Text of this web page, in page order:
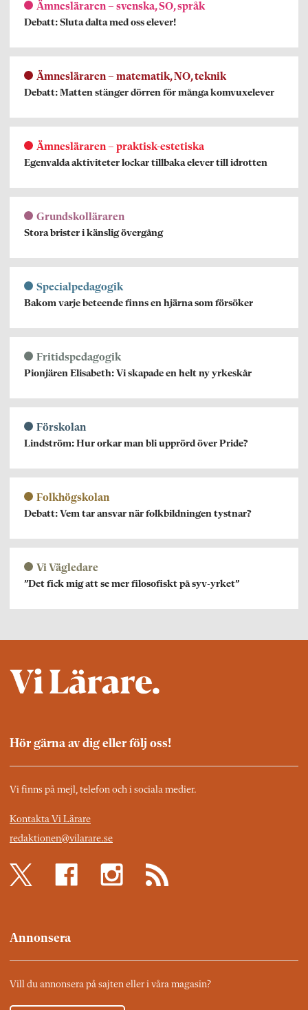
Ämnesläraren – svenska, SO, språk
Debatt: Sluta dalta med oss elever!
Ämnesläraren – matematik, NO, teknik
Debatt: Matten stänger dörren för många komvuxelever
Ämnesläraren – praktisk-estetiska
Egenvalda aktiviteter lockar tillbaka elever till idrotten
Grundskolläraren
Stora brister i känslig övergång
Specialpedagogik
Bakom varje beteende finns en hjärna som försöker
Fritidspedagogik
Pionjären Elisabeth: Vi skapade en helt ny yrkeskår
Förskolan
Lindström: Hur orkar man bli upprörd över Pride?
Folkhögskolan
Debatt: Vem tar ansvar när folkbildningen tystnar?
Vi Vägledare
”Det fick mig att se mer filosofiskt på syv-yrket”
Hör gärna av dig eller följ oss!
Vi finns på mejl, telefon och i sociala medier.
Kontakta Vi Lärare
redaktionen@vilarare.se
Annonsera
Vill du annonsera på sajten eller i våra magasin?